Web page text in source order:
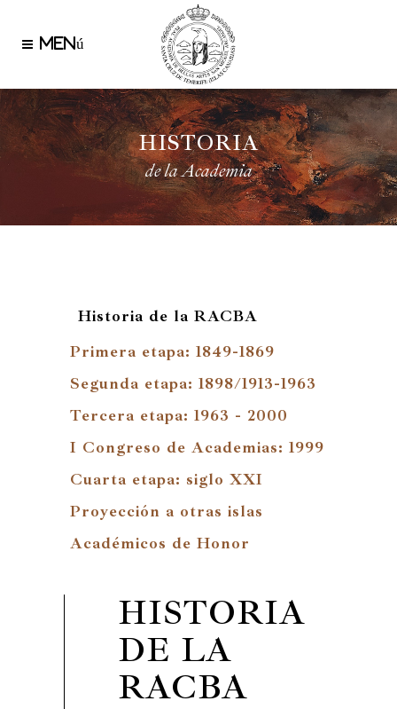
HISTORIA
de la Academia
Historia de la RACBA
Primera etapa: 1849-1869
Segunda etapa: 1898/1913-1963
Tercera etapa: 1963 - 2000
I Congreso de Academias: 1999
Cuarta etapa: siglo XXI
Proyección a otras islas
Académicos de Honor
HISTORIA
DE LA
RACBA